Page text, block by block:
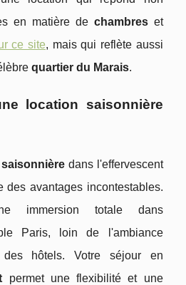
en matière de chambreset
ce site, mais qui reflète aussi
quartier du Marais.
location saisonnière
dans l'effervescent
des avantages incontestables.
immersion totale dans
Paris, loin de l'ambiance
des hôtels. Votre séjour en
permet une flexibilité et une